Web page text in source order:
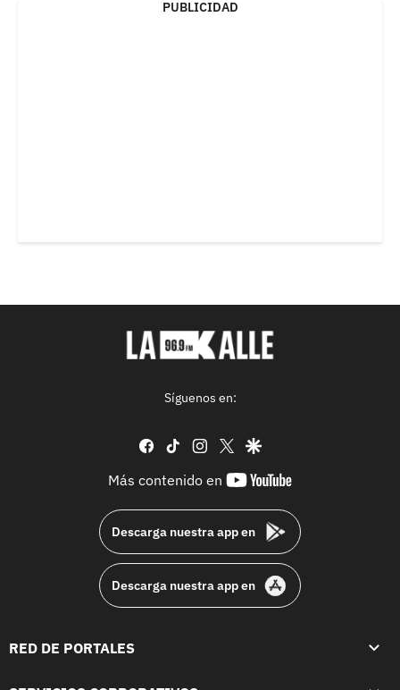
PUBLICIDAD
Síguenos en:
facebook
tiktok instagram
twittergoogle
Más contenido en
youtube-
Descarga nuestra app en
Descarga nuestra app en
RED DE PORTALES